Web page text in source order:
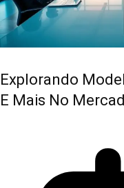
Explorando
E Mais No